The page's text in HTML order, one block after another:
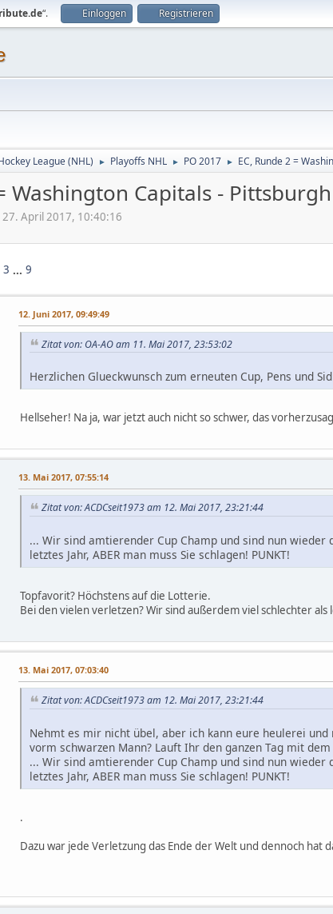
“. Einloggen Registrieren
League (NHL) ► Playoffs NHL ► PO 2017 ► EC, Runde 2 =
Washington Capitals -
April 2017, 10:40:16
3 ... 9
12. Juni 2017, 09:49:49
Zitat von: OA-AO am 11. Mai 2017, 23:53:02
Herzlichen Glueckwunsch zum erneuten Cup, Pens und
Hellseher! Na ja, war jetzt auch nicht so schwer, das
13. Mai 2017, 07:55:14
Zitat von: ACDCseit1973 am 12. Mai 2017, 23:21:44
... Wir sind amtierender Cup Champ und sind nun
letztes Jahr, ABER man muss Sie schlagen! PUNKT!
Topfavorit? Höchstens auf die Lotterie.
Bei den vielen verletzen? Wir sind außerdem viel schlechter
13. Mai 2017, 07:03:40
Zitat von: ACDCseit1973 am 12. Mai 2017, 23:21:44
Nehmt es mir nicht übel, aber ich kann eure heulerei
vorm schwarzen Mann? Lauft Ihr den ganzen Tag mit
... Wir sind amtierender Cup Champ und sind nun
letztes Jahr, ABER man muss Sie schlagen! PUNKT!
.
Dazu war jede Verletzung das Ende der Welt und dennoch hat